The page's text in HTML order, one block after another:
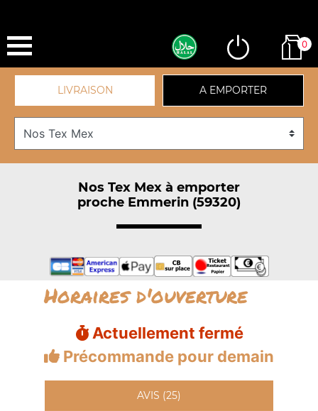
0
LIVRAISON A EMPORTER
Nos Tex Mex à emporter
proche Emmerin (59320)
Horaires d'ouverture
Actuellement fermé
Précommande pour demain
AVIS (25)